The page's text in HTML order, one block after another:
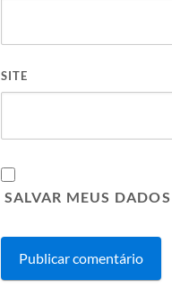
SITE
SALVAR MEUS